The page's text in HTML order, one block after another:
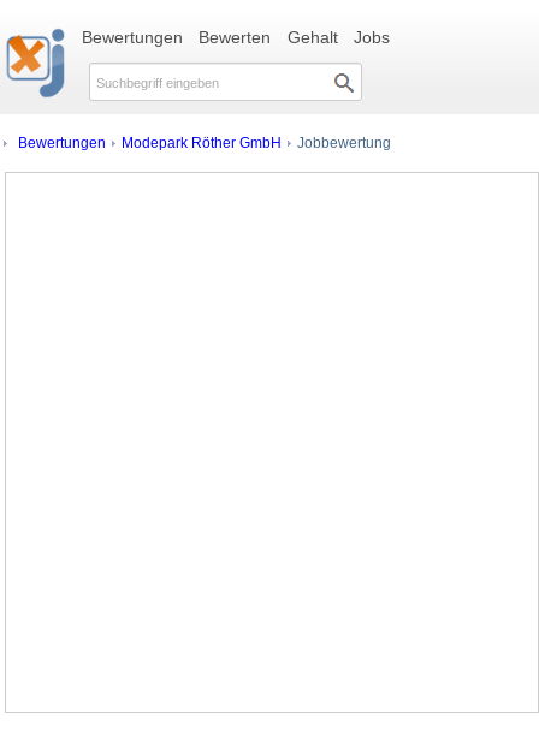
Bewertungen Bewerten Gehalt Jobs
Bewertungen Modepark Röther GmbH Jobbewertung